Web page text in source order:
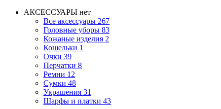
АКСЕССУАРЫ нет
Все аксессуары 267
Головные уборы 83
Кожаные изделия 2
Кошельки 1
Очки 39
Перчатки 8
Ремни 12
Сумки 48
Украшения 31
Шарфы и платки 43